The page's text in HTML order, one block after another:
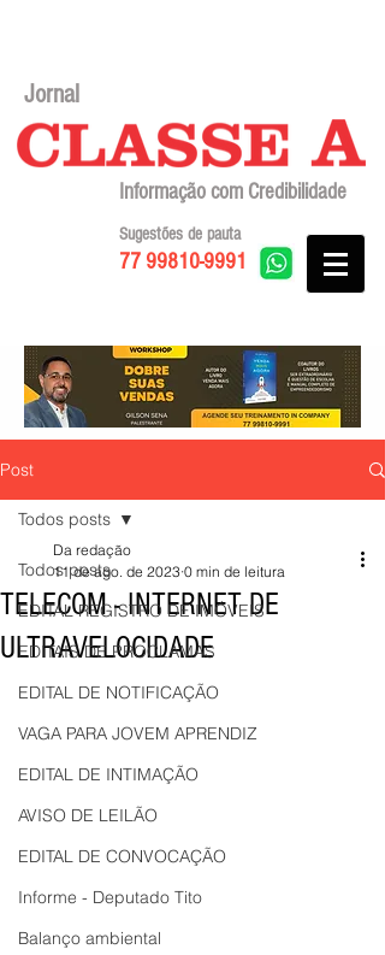
Jornal
Informação com Credibilidade
77 99810-9991
Sugestões de pauta
Post
Todos posts
EDITAL REGISTRO DE IMÓVEIS
EDITAIS DE PROCLAMAS
EDITAL DE NOTIFICAÇÃO
VAGA PARA JOVEM APRENDIZ
EDITAL DE INTIMAÇÃO
AVISO DE LEILÃO
EDITAL DE CONVOCAÇÃO
Informe - Deputado Tito
Balanço ambiental
Todos posts
TELECOM - INTERNET DE
ULTRAVELOCIDADE
Da redação
11 de ago. de 2023 0 min de leitura